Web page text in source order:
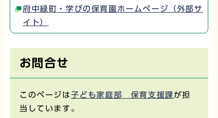
府中緑町・学びの保育園ホームページ（外部サ
イト）
お問合せ
このページは子ども家庭部 保育支援課が担
当しています。